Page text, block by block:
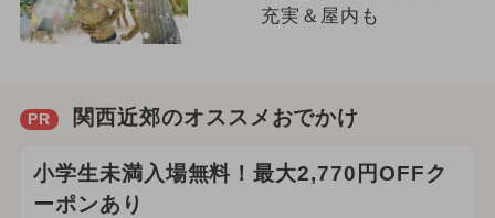
充実＆屋内も
PR 関西近郊のオススメおでかけ
小学生未満入場無料！最大2,770円OFFク
ーポンあり